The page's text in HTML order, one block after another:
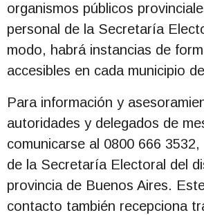
organismos públicos
personal de la Secretaría
modo, habrá instancias de
accesibles en cada municipio
Para información y
autoridades y delegados de
comunicarse al 0800 666
de la Secretaría Electoral del
provincia de Buenos Aires.
contacto también recepciona